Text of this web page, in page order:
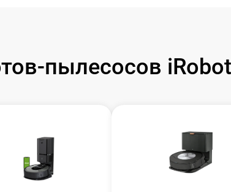
пылесосов iRobot